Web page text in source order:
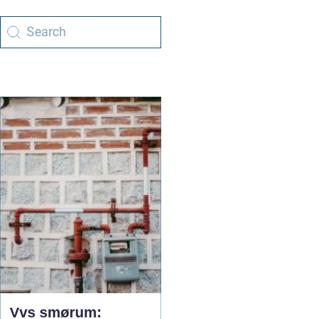
Vvs smørum: